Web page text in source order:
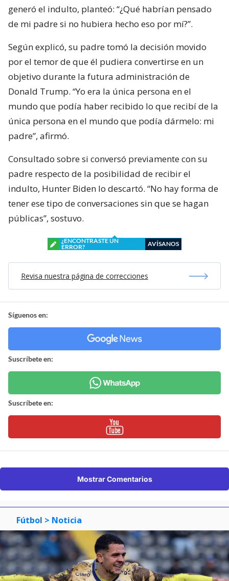
generó el indulto, planteó: “¿Qué habrían pensado
de mi padre si no hubiera hecho eso por mí?”.
Según explicó, su padre tomó la decisión movido
por el temor de que él pudiera convertirse en un
objetivo durante la futura administración de
Donald Trump. “Yo era la única persona en el
mundo que podía haber recibido lo que recibí de la
única persona en el mundo que podía dármelo: mi
padre”, afirmó.
Consultado sobre si conversó previamente con su
padre respecto de la posibilidad de recibir el
indulto, Hunter Biden lo descartó. “No hay forma de
tener ese tipo de conversaciones sin que se hagan
públicas”, sostuvo.
¿ENCONTRASTE UN
ERROR?
AVÍSANOS
Revisa nuestra página de correcciones
Síguenos en:
Suscríbete en:
Suscríbete en:
Mostrar Comentarios
Fútbol > Noticia